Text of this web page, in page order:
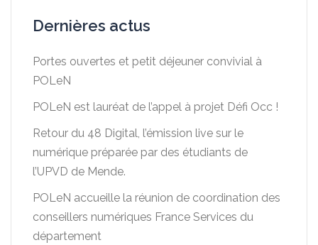
Dernières actus
Portes ouvertes et petit déjeuner convivial à
POLeN
POLeN est lauréat de l’appel à projet Défi Occ !
Retour du 48 Digital, l’émission live sur le
numérique préparée par des étudiants de
l’UPVD de Mende.
POLeN accueille la réunion de coordination des
conseillers numériques France Services du
département